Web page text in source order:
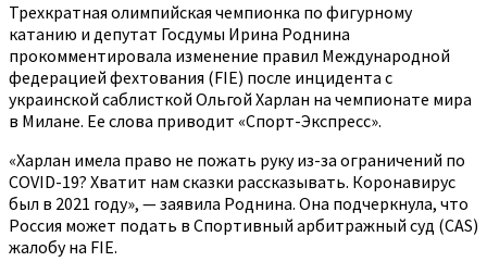
Трехкратная олимпийская чемпионка по фигурному
катанию и депутат Госдумы Ирина Роднина
прокомментировала изменение правил Международной
федерацией фехтования (FIE) после инцидента с
украинской саблисткой Ольгой Харлан на чемпионате мира
в Милане. Ее слова приводит «Спорт-Экспресс».
«Харлан имела право не пожать руку из-за ограничений по
COVID-19? Хватит нам сказки рассказывать. Коронавирус
был в 2021 году», — заявила Роднина. Она подчеркнула, что
Россия может подать в Спортивный арбитражный суд (CAS)
жалобу на FIE.